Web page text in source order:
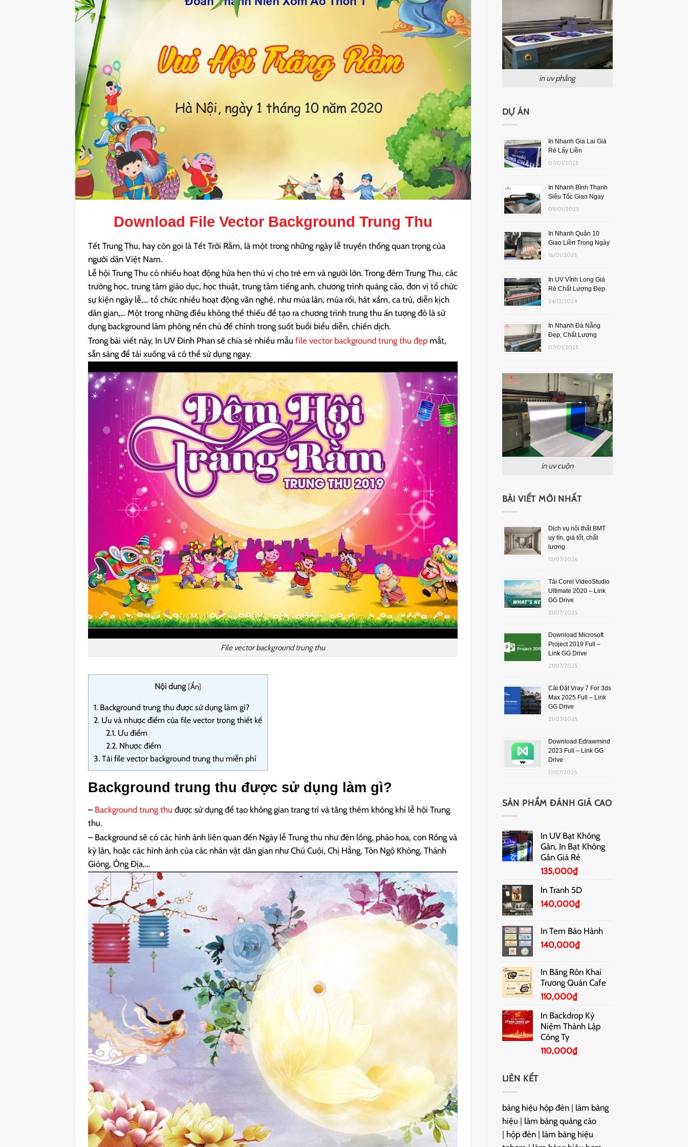
Download File Vector Background Trung Thu
Tết Trung Thu, hay còn gọi là Tết Trời Rằm, là một trong những ngày lễ truyền thống quan trọng của
người dân Việt Nam.
Lễ hội Trung Thu có nhiều hoạt động hứa hẹn thú vị cho trẻ em và người lớn. Trong đêm Trung Thu, các
trường học, trung tâm giáo dục, học thuật, trung tâm tiếng anh, chương trình quảng cáo, đơn vị tổ chức
sự kiện ngày lễ,… tổ chức nhiều hoạt động văn nghệ, như múa lân, múa rối, hát xẩm, ca trù, diễn kịch
dân gian,… Một trong những điều không thể thiếu để tạo ra chương trình trung thu ấn tượng đó là sử
dụng background làm phông nền chủ đề chính trong suốt buổi biểu diễn, chiến dịch.
Trong bài viết này, In UV Đinh Phan sẽ chia sẻ nhiều mẫufile vector background trung thu đẹp mắt,
sẵn sàng để tải xuống và có thể sử dụng ngay.
File vector background trung thu
Nội dung [Ẩn]
1. Background trung thu được sử dụng làm gì?
2. Ưu và nhược điểm của file vector trong thiết kế
2.1. Ưu điểm
2.2. Nhược điểm
3. Tải file vector background trung thu miễn phí
Background trung thu được sử dụng làm gì?
– Background trung thu được sử dụng để tạo không gian trang trí và tăng thêm không khí lễ hội Trung
thu.
– Background sẽ có các hình ảnh liên quan đến Ngày lễ Trung thu như đèn lồng, pháo hoa, con Rồng và
kỳ lân, hoặc các hình ảnh của các nhân vật dân gian như Chú Cuội, Chị Hằng, Tôn Ngộ Không, Thánh
Gióng, Ông Địa,…
in uv phẳng
DỰ ÁN
In Nhanh Gia Lai Giá
Rẻ Lấy Liền
07/01/2025
In Nhanh Bình Thạnh
Siêu Tốc Giao Ngay
09/01/2025
In Nhanh Quận 10
Giao Liền Trong Ngày
16/01/2025
In UV Vĩnh Long Giá
Rẻ Chất Lượng Đẹp
24/12/2024
In Nhanh Đà Nẵng
Đẹp, Chất Lượng
07/01/2025
in uv cuộn
BÀI VIẾT MỚI NHẤT
Dịch vụ nội thất BMT
uy tín, giá tốt, chất
lượng
12/07/2026
Tải Corel VideoStudio
Ultimate 2020 – Link
GG Drive
21/07/2025
Download Microsoft
Project 2019 Full –
Link GG Drive
21/07/2025
Cài Đặt Vray 7 For 3ds
Max 2025 Full – Link
GG Drive
21/07/2025
Download Edrawmind
2023 Full – Link GG
Drive
17/07/2025
SẢN PHẨM ĐÁNH GIÁ CAO
In UV Bạt Không
Gân, In Bạt Không
Gân Giá Rẻ
135,000₫
In Tranh 5D
140,000₫
In Tem Bảo Hành
140,000₫
In Băng Rôn Khai
Trương Quán Cafe
110,000₫
In Backdrop Kỷ
Niệm Thành Lập
Công Ty
110,000₫
LIÊN KẾT
bảng hiệu hộp đèn| làm bảng
hiệu | làm bảng quảng cáo
| hộp đèn| làm bảng hiệu